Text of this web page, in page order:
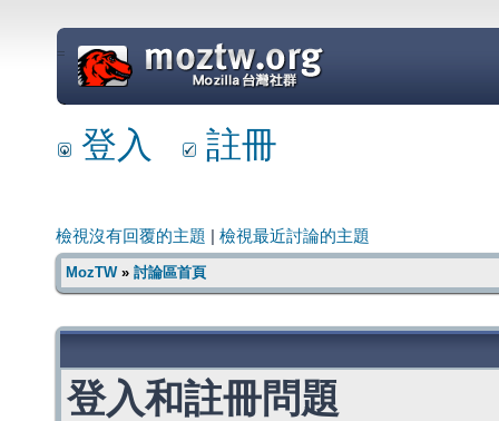
=
登入 註冊
檢視沒有回覆的主題 檢視最近討論的主題
MozTW» 討論區首頁
登入和註冊問題